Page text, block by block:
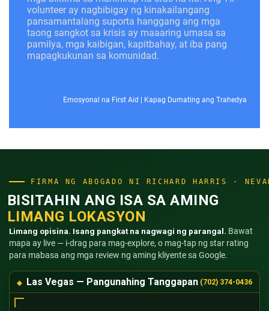
volunteer ay nagbibigay ng kinakailangang
pansamantalang suporta hanggang ang mga
taong sangkot sa krisis ay maaaring umasa sa
pamilya, mga kaibigan, kapitbahay, at iba pang
mapagkukunan sa komunidad.
Emosyonal na First Aid | Kapag Dumating ang Trahedya
FIRMA NG ABOGADO NI RICHARD HARRIS ·
BISITAHIN ANG ISA SA AMING
LIMANG LOKASYON
Limang opisina. Isang pangkat na nagwagi ng parangal. Bawat
mapa ay live — i-drag para mag-explore, o mag-tap ng star rating
para mabasa ang mga review ng aming kliyente sa Google.
Las Vegas — Pangunahing Tanggapan (702) 374-0436